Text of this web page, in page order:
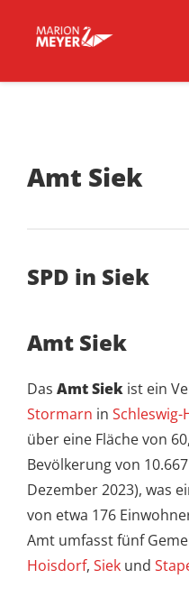
Amt Siek
SPD in Siek
Amt Siek
Das Amt Siek ist ein
Stormarn in
über eine Fläche von
Bevölkerung von
Dezember 2023), was
von etwa 176
Amt umfasst fünf
Hoisdorf, Siek und